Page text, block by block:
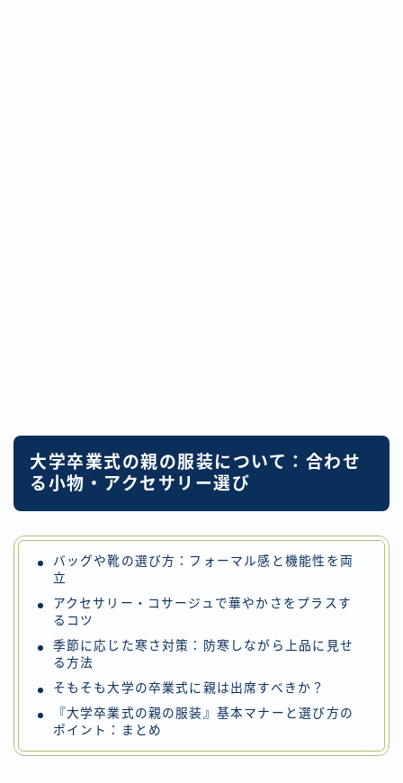
大学卒業式の親の服装について：合わせ
る小物・アクセサリー選び
バッグや靴の選び方：フォーマル感と機能性を両
立
アクセサリー・コサージュで華やかさをプラスす
るコツ
季節に応じた寒さ対策：防寒しながら上品に見せ
る方法
そもそも大学の卒業式に親は出席すべきか？
『大学卒業式の親の服装』基本マナーと選び方の
ポイント：まとめ